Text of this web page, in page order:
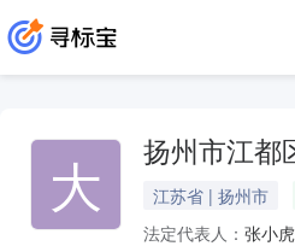
大 扬州市江都
江苏省 | 扬州市
法定代表人： 张小虎